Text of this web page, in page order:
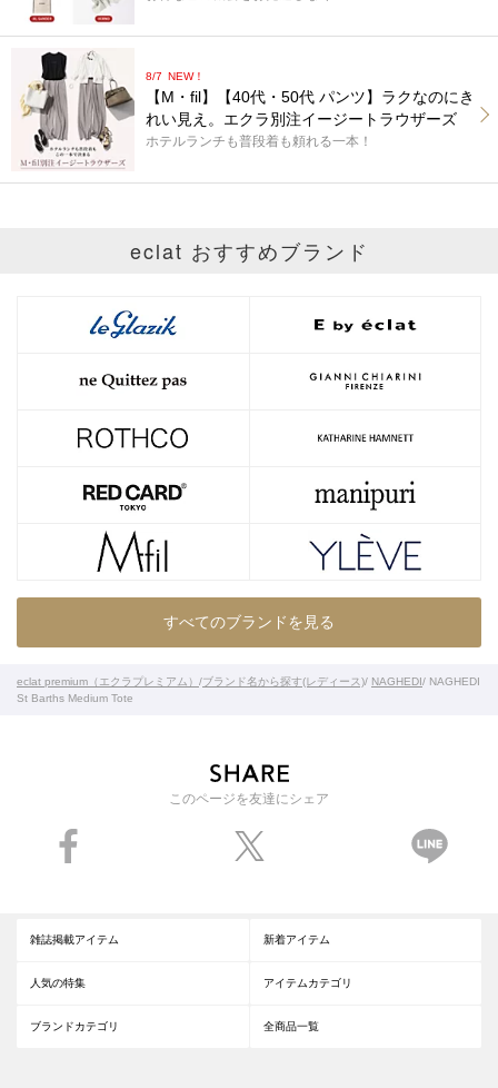
このページを友達にシェア
8/7 NEW！
【M・fil】【40代・50代 パンツ】ラクなのにき
れい見え。エクラ別注イージートラウザーズ
ホテルランチも普段着も頼れる一本！
eclat おすすめブランド
すべてのブランドを見る
eclat premium（エクラプレミアム） /ブランド名から探す(レディース)/ NAGHEDI/ NAGHEDI
St Barths Medium Tote
雑誌掲載アイテム 新着アイテム
人気の特集 アイテムカテゴリ
ブランドカテゴリ 全商品一覧